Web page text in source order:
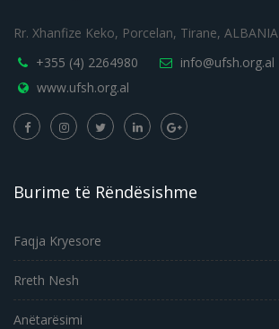
Rr. Xhanfize Keko, Porcelan, Tirane, ALBANIA
+355 (4) 2264980
info@ufsh.org.al
www.ufsh.org.al
Burime të Rëndësishme
Faqja Kryesore
Rreth Nesh
Anëtarësimi